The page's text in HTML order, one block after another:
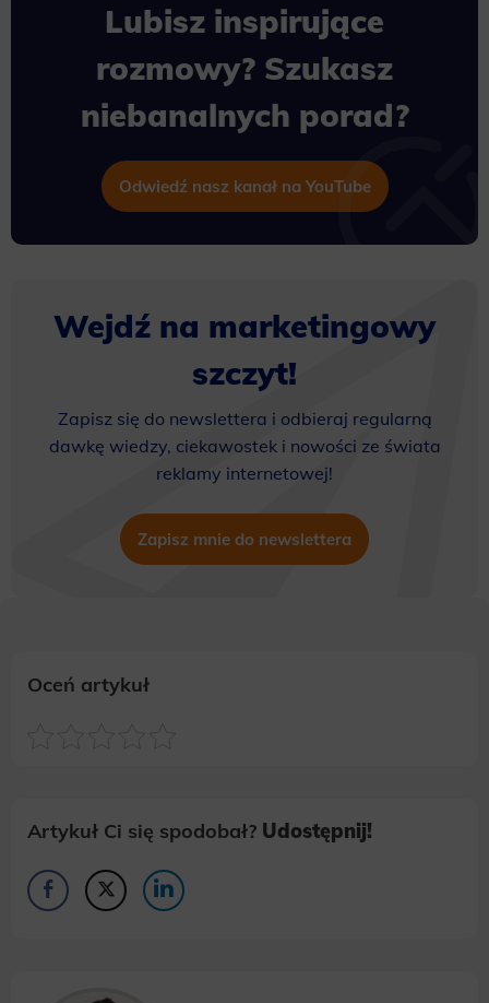
Lubisz inspirujące
rozmowy? Szukasz
niebanalnych porad?
Odwiedź nasz kanał na YouTube
Wejdź na marketingowy
szczyt!
Zapisz się do newslettera i odbieraj regularną
dawkę wiedzy, ciekawostek i nowości ze świata
reklamy internetowej!
Zapisz mnie do newslettera
Oceń artykuł
Artykuł Ci się spodobał? Udostępnij!